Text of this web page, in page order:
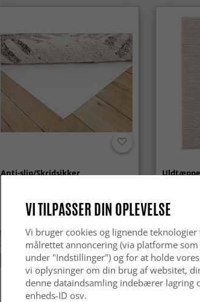
Anti-slip/Skridsikker
kr.119
Uldtæppe
kr.629
Nyhed
VI TILPASSER DIN OPLEVELSE
Vi bruger cookies og lignende
målrettet annoncering (via platforme
under "Indstillinger") og for at holde
vi oplysninger om din brug af websitet,
denne dataindsamling indebærer lagring
enheds-ID osv.